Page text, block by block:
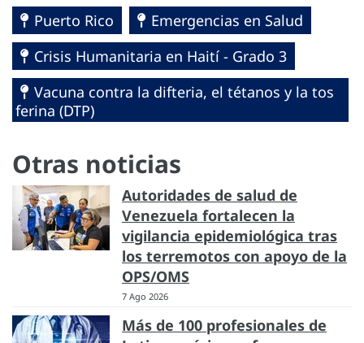
Puerto Rico
Emergencias en Salud
Crisis Humanitaria en Haití - Grado 3
Vacuna contra la difteria, el tétanos y la tos
ferina (DTP)
Otras noticias
Autoridades de salud de
Venezuela fortalecen la
vigilancia epidemiológica tras
los terremotos con apoyo de la
OPS/OMS
7 Ago 2026
Más de 100 profesionales de